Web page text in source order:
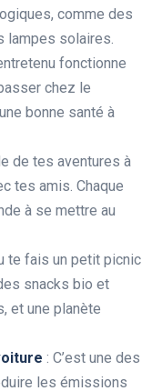
comme des
lampes solaires.
fonctionne
chez le
bonne santé à
de tes aventures à
tes amis. Chaque
à se mettre au
te fais un petit picnic
snacks bio et
et une planète
: C’est une des
les émissions